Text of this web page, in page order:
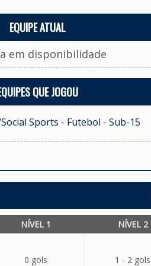
EQUIPE ATUAL
em disponibilidade
QUE JOGOU
Sports - Futebol - Sub-15
NÍVEL 1 NÍVEL 2
0 gols 1 - 2 gols